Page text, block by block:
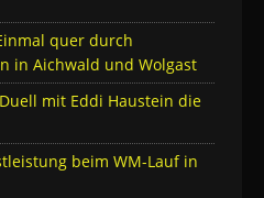
quer durch
in Aichwald und Wolgast
mit Eddi Haustein die
beim WM-Lauf in